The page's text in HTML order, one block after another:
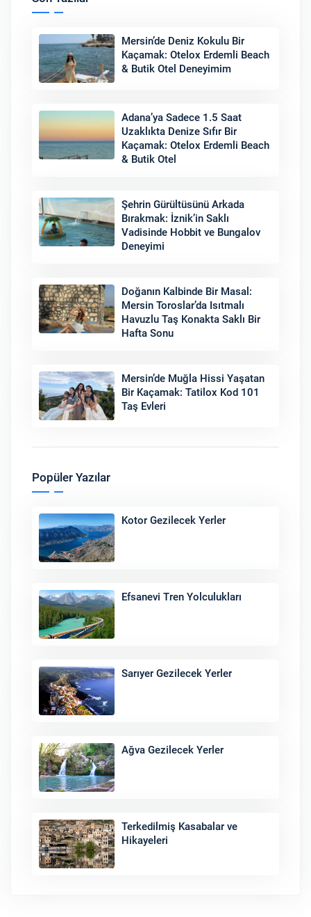
Mersin’de Deniz Kokulu Bir
Kaçamak: Otelox Erdemli Beach
& Butik Otel Deneyimim
Adana’ya Sadece 1.5 Saat
Uzaklıkta Denize Sıfır Bir
Kaçamak: Otelox Erdemli Beach
& Butik Otel
Şehrin Gürültüsünü Arkada
Bırakmak: İznik’in Saklı
Vadisinde Hobbit ve Bungalov
Deneyimi
Doğanın Kalbinde Bir Masal:
Mersin Toroslar’da Isıtmalı
Havuzlu Taş Konakta Saklı Bir
Hafta Sonu
Mersin’de Muğla Hissi Yaşatan
Bir Kaçamak: Tatilox Kod 101
Taş Evleri
Popüler Yazılar
Kotor Gezilecek Yerler
Efsanevi Tren Yolculukları
Sarıyer Gezilecek Yerler
Ağva Gezilecek Yerler
Terkedilmiş Kasabalar ve
Hikayeleri